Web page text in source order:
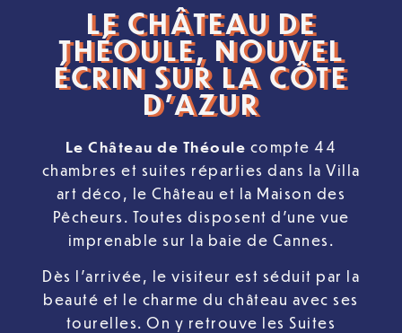
LE CHÂTEAU DE
THÉOULE, NOUVEL
ÉCRIN SUR LA CÔTE
D’AZUR
Le Château de Théoule compte 44
chambres et suites réparties dans la Villa
art déco, le Château et la Maison des
Pêcheurs. Toutes disposent d’une vue
imprenable sur la baie de Cannes.
Dès l’arrivée, le visiteur est séduit par la
beauté et le charme du château avec ses
tourelles. On y retrouve les Suites